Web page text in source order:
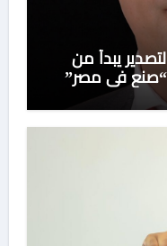
يبدأ من
“صنع في مصر”